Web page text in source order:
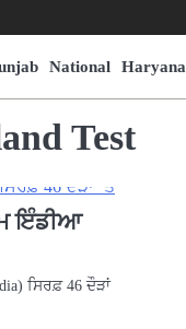
National Haryana
Test
ਇੰਡੀਆ
ਸਿਰਫ਼ 46 ਦੌੜਾਂ